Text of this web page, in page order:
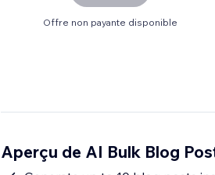
Offre non payante disponible
Aperçu de AI Bulk Blog